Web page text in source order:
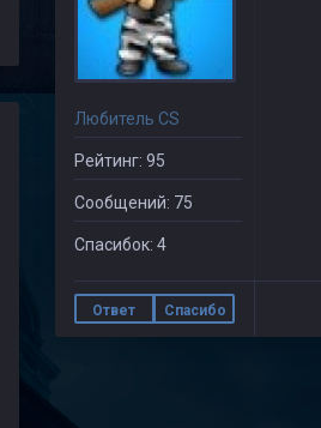
Любитель CS
Рейтинг: 95
Сообщений: 75
Спасибок: 4
Ответ Спасибо